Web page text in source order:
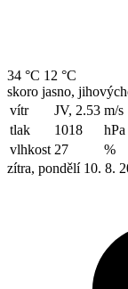
34 °C 12 °C
skoro jasno,
vítr
JV, 2.53 m/s
tlak
1018
hPa
vlhkost 27
%
zítra, pondělí 10. 8.